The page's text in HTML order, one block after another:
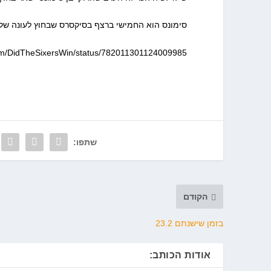
סימונס הוא החמישי ברצף בסיקסרס שבחוץ לעונה
DidTheSixersWin/status/782011301124009985
שתפו:
הקודם
בזמן שישנתם 23.2
אודות הכותב: